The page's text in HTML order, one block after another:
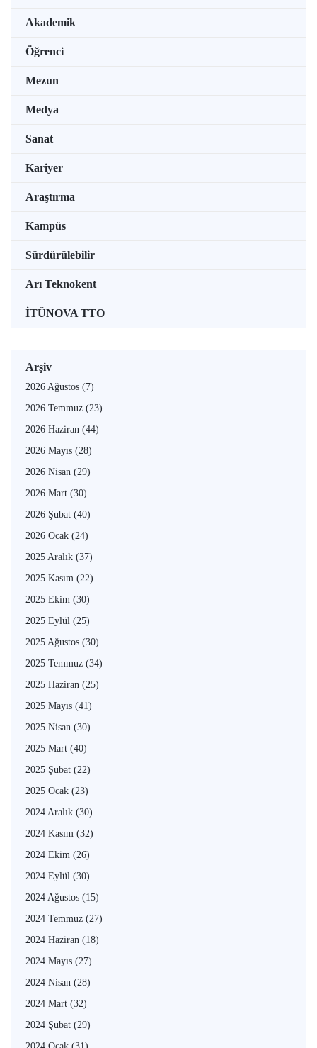
Akademik
Öğrenci
Mezun
Medya
Sanat
Kariyer
Araştırma
Kampüs
Sürdürülebilir
Arı Teknokent
İTÜNOVA TTO
Arşiv
2026 Ağustos (7)
2026 Temmuz (23)
2026 Haziran (44)
2026 Mayıs (28)
2026 Nisan (29)
2026 Mart (30)
2026 Şubat (40)
2026 Ocak (24)
2025 Aralık (37)
2025 Kasım (22)
2025 Ekim (30)
2025 Eylül (25)
2025 Ağustos (30)
2025 Temmuz (34)
2025 Haziran (25)
2025 Mayıs (41)
2025 Nisan (30)
2025 Mart (40)
2025 Şubat (22)
2025 Ocak (23)
2024 Aralık (30)
2024 Kasım (32)
2024 Ekim (26)
2024 Eylül (30)
2024 Ağustos (15)
2024 Temmuz (27)
2024 Haziran (18)
2024 Mayıs (27)
2024 Nisan (28)
2024 Mart (32)
2024 Şubat (29)